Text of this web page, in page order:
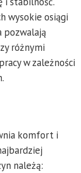
wysokie osiągi
pozwalają
różnymi
w zależności
komfort i
należą: